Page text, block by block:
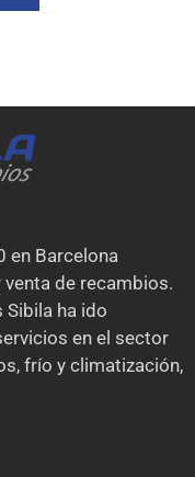
en Barcelona
de recambios.
Sibila ha ido
en el sector
frío y climatización,